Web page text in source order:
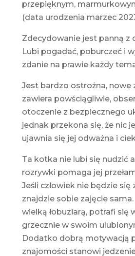
przepięknym,
(data urodzenia marzec
Zdecydowanie jest panną z
Lubi pogadać, poburczeć i
zdanie na prawie każdy
Jest bardzo ostrożna, nowe
zawiera powściągliwie,
otoczenie z bezpiecznego
jednak przekona się, że nic
ujawnia się jej odważna i
Ta kotka nie lubi się nudzić
rozrywki pomaga jej
Jeśli człowiek nie będzie się
znajdzie sobie zajęcie
wielką łobuziarą, potrafi się
grzecznie w swoim
Dodatko dobrą motywacją
znajomości stanowi